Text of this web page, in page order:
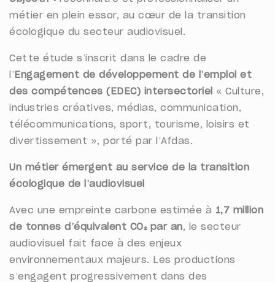
métier en plein essor, au cœur de la transition
écologique du secteur audiovisuel.
Cette étude s’inscrit dans le cadre de
l’ Engagement de développement de l’emploi et
des compétences (EDEC) intersectoriel
« Culture,
industries créatives, médias, communication,
télécommunications, sport, tourisme, loisirs et
divertissement », porté par l’Afdas.
Un métier émergent au service de la transition
écologique de l’audiovisuel
Avec une empreinte carbone estimée à 1,7 million
de tonnes d’équivalent CO₂ par an, le secteur
audiovisuel fait face à des enjeux
environnementaux majeurs. Les productions
s’engagent progressivement dans des